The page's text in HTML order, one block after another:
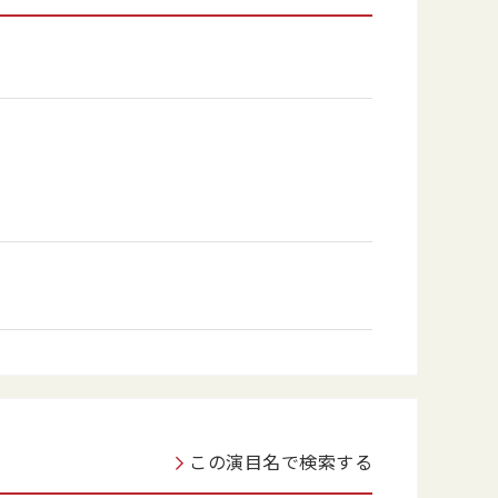
この演目名で検索する